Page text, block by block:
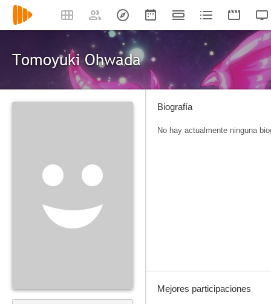
Tomoyuki Ohwada
Biografía
No hay actualmente ninguna
Mejores participaciones